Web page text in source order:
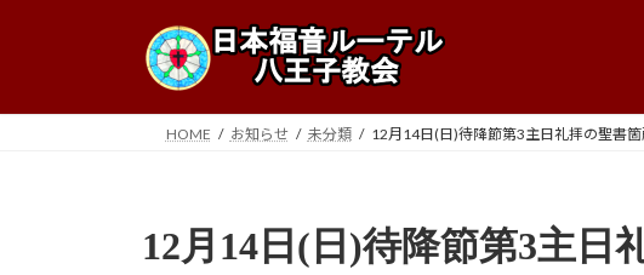
HOME お知らせ 未分類 12月14日(日)待降節第3主日礼拝の聖書
12月14日(日)待降節第3主日